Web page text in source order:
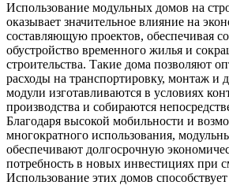
Использование модульных домов на
оказывает значительное влияние на
составляющую проектов, обеспечивая
обустройство временного жилья и
строительства. Такие дома позволяют
расходы на транспортировку, монтаж и
модули изготавливаются в условиях
производства и собираются
Благодаря высокой мобильности и
многократного использования,
обеспечивают долгосрочную
потребность в новых инвестициях при
Использование этих домов